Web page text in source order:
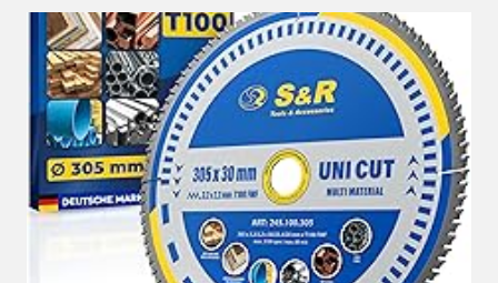
216X30MM
64
ZÄHNE
FÜR
ALUMINIUM
MULTI-
MATERIAL
SÄGEBLATT